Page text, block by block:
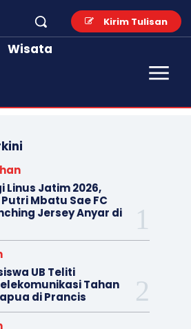
Kirim Tulisan
Wisata
Linus Jatim 2026,
Mbatu Sae FC
Jersey Anyar di
UB Teliti
Tahan
di Prancis